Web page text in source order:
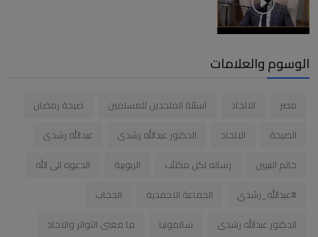
الوسوم والعلامات
مصر الالحاد اسئلة الملحدين للمسلمين
صيحة رمضان
الصيحة
الالحاد الدكتور عبدالله رشدى
عبدالله رشدى
خاتم النبيين
رساله لكل مكتئب الربوبية
الدعوه الى الله
#عبدالله_رشدي
الجماعة الاحمدية
الحجاب
الدكتور عبدالله رشدى
سالمونيا
ما معنى التواتر والاحاد